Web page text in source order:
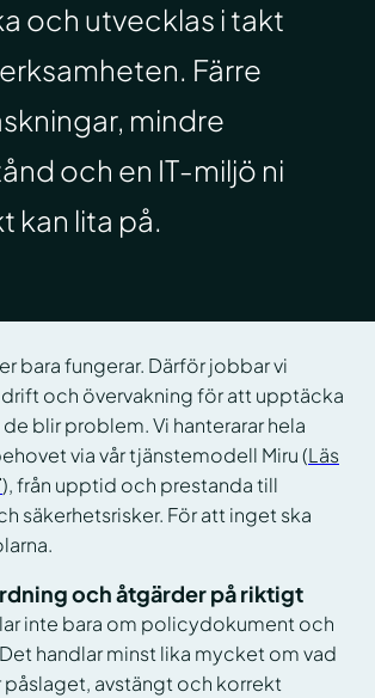
och utvecklas i takt
Färre
mindre
och en IT-miljö ni
kan lita på.
bara fungerar. Därför jobbar vi
och övervakning för att upptäcka
blir problem. Vi hanterarar hela
via vår tjänstemodell Miru (Läs
), från upptid och prestanda till
säkerhetsrisker. För att inget ska
och åtgärder på riktigt
inte bara om policydokument och
handlar minst lika mycket om vad
påslaget, avstängt och korrekt